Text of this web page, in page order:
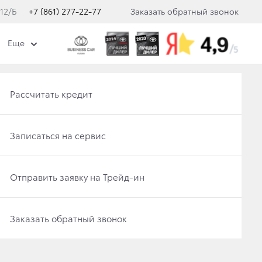
Б +7 (861) 277-22-77 Заказать обратный звонок
Получить консультацию по кредиту
Отправить заявку на Трейд-ин
Записаться на сервис
Заказать обратный звонок
Рассчитать кредит
Записаться на сервис
Отправить заявку на Трейд-ин
Заказать обратный звонок
Еще
Классик